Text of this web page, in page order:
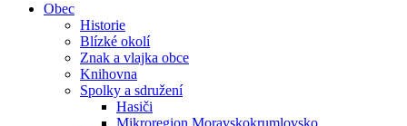
Obec
Historie
Blízké okolí
Znak a vlajka obce
Knihovna
Spolky a sdružení
Hasiči
Mikroregion Moravskokrumlovsko